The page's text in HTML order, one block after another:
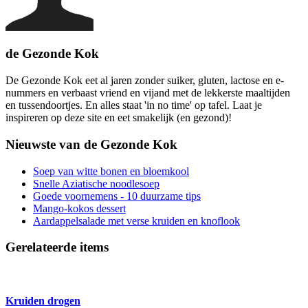
de Gezonde Kok
De Gezonde Kok eet al jaren zonder suiker, gluten, lactose en e-
nummers en verbaast vriend en vijand met de lekkerste maaltijden
en tussendoortjes. En alles staat 'in no time' op tafel. Laat je
inspireren op deze site en eet smakelijk (en gezond)!
Nieuwste van de Gezonde Kok
Soep van witte bonen en bloemkool
Snelle Aziatische noodlesoep
Goede voornemens - 10 duurzame tips
Mango-kokos dessert
Aardappelsalade met verse kruiden en knoflook
Gerelateerde items
Kruiden drogen